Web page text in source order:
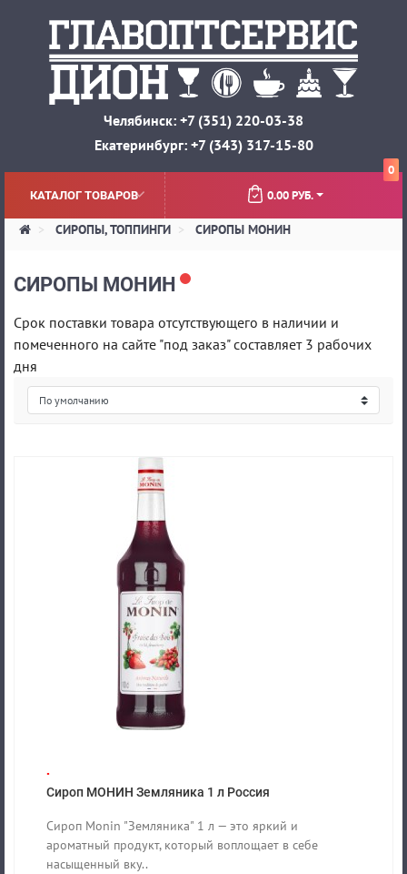
Челябинск: +7 (351) 220-03-38
Екатеринбург: +7 (343) 317-15-80
КАТАЛОГ ТОВАРОВ
0
0.00 РУБ.
СИРОПЫ, ТОППИНГИ СИРОПЫ МОНИН
СИРОПЫ МОНИН
Срок поставки товара отсутствующего в наличии и
помеченного на сайте "под заказ" составляет 3 рабочих
дня
.
Сироп МОНИН Земляника 1 л Россия
Сироп Monin "Земляника" 1 л — это яркий и
ароматный продукт, который воплощает в себе
насыщенный вку..